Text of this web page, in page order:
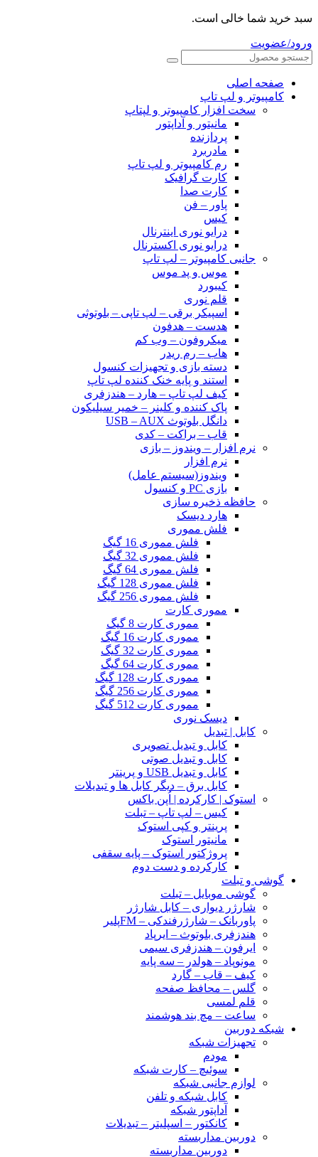
سبد خرید شما خالی است.
ورود/عضویت
صفحه اصلی
کامپیوتر و‌‌‌‌‌ لپ تاپ
سخت افزار کامپیوتر و لپتاپ
مانیتور و آداپتور
پردازنده
مادربرد
رم کامپیوتر و لپ تاپ
کارت گرافیک
کارت صدا
پاور – فن
کیس
درایو نوری اینترنال
درایو نوری اکسترنال
جانبی کامپیوتر – لپ تاپ
موس و پد موس
کیبورد
قلم نوری
اسپیکر برقی – لپ تاپی – بلوتوثی
هدست – هدفون
میکروفون – وب کم
هاب – رم ریدر
دسته بازی و تجهیزات کنسول
استند و پایه خنک کننده لپ تاپ
کیف لپ تاپ – هارد – هندزفری
پاک کننده و کلینر – خمیر سیلیکون
دانگل بلوتوث USB – AUX
قاب – براکت – کدی
نرم افزار – ویندوز – بازی
نرم افزار
ویندوز(سیستم عامل)
بازی PC و کنسول
حافظه ذخیره سازی
هارد دیسک
فلش مموری
فلش مموری 16 گیگ
فلش مموری 32 گیگ
فلش مموری 64 گیگ
فلش مموری 128 گیگ
فلش مموری 256 گیگ
مموری کارت
مموری کارت 8 گیگ
مموری کارت 16 گیگ
مموری کارت 32 گیگ
مموری کارت 64 گیگ
مموری کارت 128 گیگ
مموری کارت 256 گیگ
مموری کارت 512 گیگ
دیسک نوری
کابل | تبدیل
کابل و تبدیل تصویری
کابل و تبدیل صوتی
کابل و تبدیل USB و پرینتر
کابل برق – دیگر کابل ها و تبدیلات
استوک | کارکرده | اُپن باکس
کیس – لپ تاپ – تبلت
پرینتر و کپی استوک
مانیتور استوک
پروژکتور استوک – پایه سقفی
کارکرده و دست دوم
گوشی و تبلت
گوشی موبایل – تبلت
شارژر دیواری – کابل شارژر
پاوربانک – شارژرفندکی – FMپلیر
هندزفری بلوتوث – ایرپاد
ایرفون – هندزفری سیمی
مونوپاد – هولدر – سه پایه
کیف – قاب – گارد
گلس – محافظ صفحه
قلم لمسی
ساعت – مچ بند هوشمند
شبکه دوربین
تجهیزات شبکه
مودم
سوئیچ – کارت شبکه
لوازم جانبی شبکه
کابل شبکه و تلفن
آداپتور شبکه
کانکتور – اسپلیتر – تبدیلات
دوربین مداربسته
دوربین مداربسته